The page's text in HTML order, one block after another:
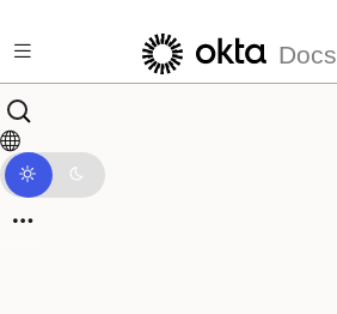
Docs